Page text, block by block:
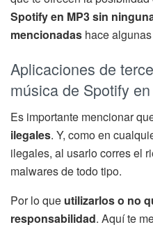
Spotify en MP3 sin
mencionadas hace
Aplicaciones de
música de Spotify
Es importante mencionar
ilegales. Y, como en
ilegales, al usarlo corres el
malwares de todo tipo.
Por lo que utilizarlos o no
responsabilidad. Aquí te